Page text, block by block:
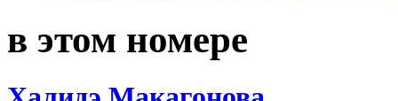
в этом номере